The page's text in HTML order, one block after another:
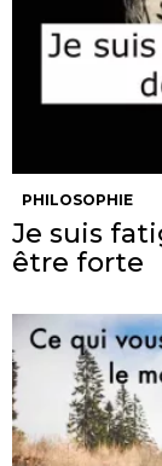
PHILOSOPHIE
Je suis
être forte